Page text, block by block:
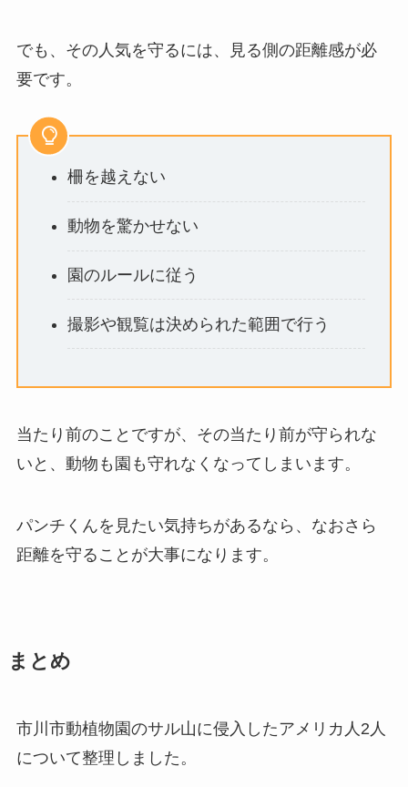
でも、その人気を守るには、見る側の距離感が必
要です。
柵を越えない
動物を驚かせない
園のルールに従う
撮影や観覧は決められた範囲で行う
当たり前のことですが、その当たり前が守られな
いと、動物も園も守れなくなってしまいます。
パンチくんを見たい気持ちがあるなら、なおさら
距離を守ることが大事になります。
まとめ
市川市動植物園のサル山に侵入したアメリカ人2人
について整理しました。